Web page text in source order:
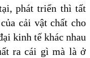
phát triển thì tất
cải vật chất cho
kinh tế khác nhau
ra cái gì mà là ở